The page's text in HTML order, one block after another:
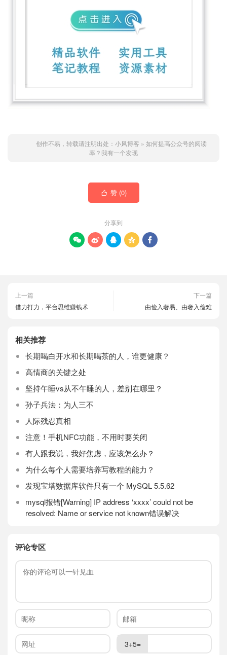
创作不易，转载请注明出处： 小风博客 » 如何提高公众号的阅读
率？我有一个发现
 赞 (0)
分享到
    
上一篇
借力打力，平台思维赚钱术
下一篇
由俭入奢易、由奢入俭难
相关推荐
长期喝白开水和长期喝茶的人，谁更健康？
高情商的关键之处
坚持午睡vs从不午睡的人，差别在哪里？
孙子兵法：为人三不
人际残忍真相
注意！手机NFC功能，不用时要关闭
有人跟我说，我好焦虑，应该怎么办？
为什么每个人需要培养写教程的能力？
发现宝塔数据库软件只有一个 MySQL 5.5.62
mysql报错[Warning] IP address ‘xxxx’ could not be
resolved: Name or service not known错误解决
评论专区
3+5=